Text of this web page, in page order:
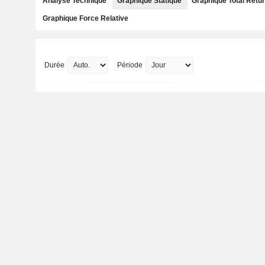
Graphique Force Relative
Durée Période